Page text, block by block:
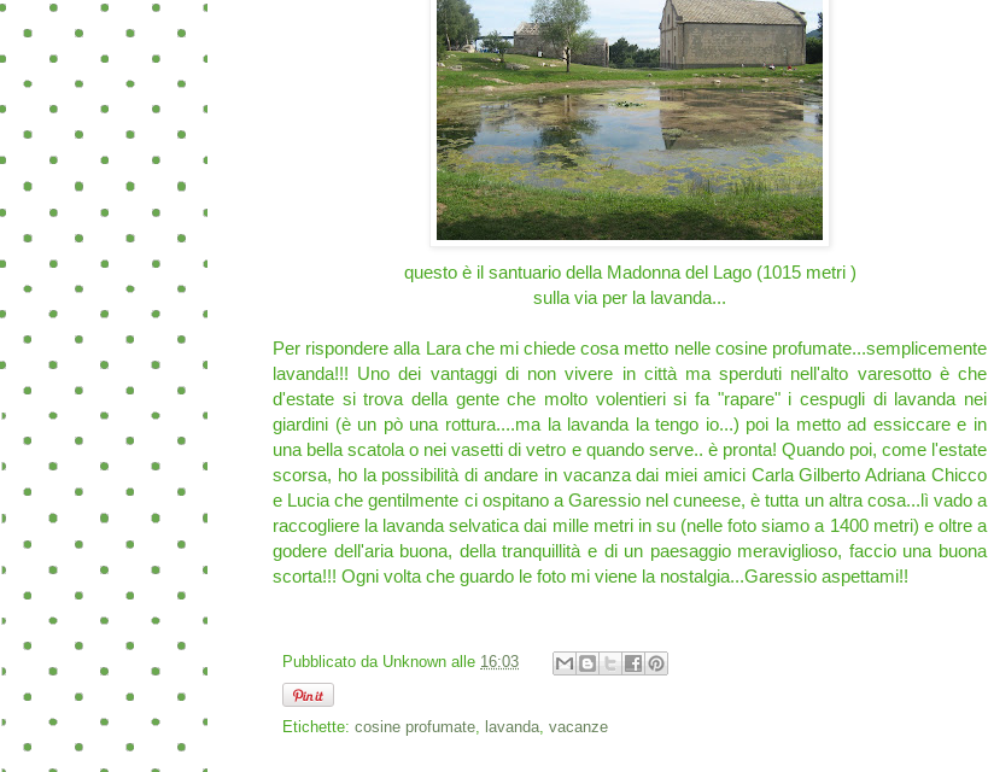
questo è il santuario della Madonna del Lago (1015 metri )
sulla via per la lavanda...
Per rispondere alla Lara che mi chiede cosa metto nelle cosine profumate...semplicemente
lavanda!!! Uno dei vantaggi di non vivere in città ma sperduti nell'alto varesotto è che
d'estate si trova della gente che molto volentieri si fa "rapare" i cespugli di lavanda nei
giardini (è un pò una rottura....ma la lavanda la tengo io...) poi la metto ad essiccare e in
una bella scatola o nei vasetti di vetro e quando serve.. è pronta! Quando poi, come l'estate
scorsa, ho la possibilità di andare in vacanza dai miei amici Carla Gilberto Adriana Chicco
e Lucia che gentilmente ci ospitano a Garessio nel cuneese, è tutta un altra cosa...lì vado a
raccogliere la lavanda selvatica dai mille metri in su (nelle foto siamo a 1400 metri) e oltre a
godere dell'aria buona, della tranquillità e di un paesaggio meraviglioso, faccio una buona
scorta!!! Ogni volta che guardo le foto mi viene la nostalgia...Garessio aspettami!!
Pubblicato da Unknown alle 16:03
Etichette: cosine profumate, lavanda, vacanze